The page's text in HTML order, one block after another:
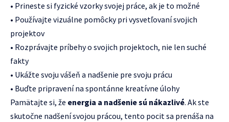
• Prineste si fyzické vzorky svojej práce, ak je to možné
• Používajte vizuálne pomôcky pri vysvetľovaní svojich
projektov
• Rozprávajte príbehy o svojich projektoch, nie len suché
fakty
• Ukážte svoju vášeň a nadšenie pre svoju prácu
• Buďte pripravení na spontánne kreatívne úlohy
Pamätajte si, že energia a nadšenie sú nákazlivé. Ak ste
skutočne nadšení svojou prácou, tento pocit sa prenáša na